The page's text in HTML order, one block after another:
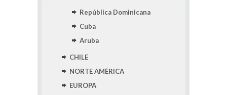
República Dominicana
Cuba
Aruba
CHILE
NORTE AMÉRICA
EUROPA